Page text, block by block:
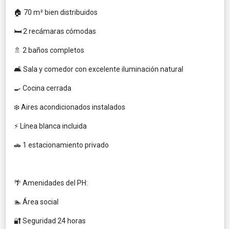
🏠 70 m² bien distribuidos
🛏️ 2 recámaras cómodas
🚿 2 baños completos
🛋️ Sala y comedor con excelente iluminación natural
🍳 Cocina cerrada
❄️ Aires acondicionados instalados
⚡ Línea blanca incluida
🚗 1 estacionamiento privado
🌴 Amenidades del PH:
🏊 Área social
🔐 Seguridad 24 horas